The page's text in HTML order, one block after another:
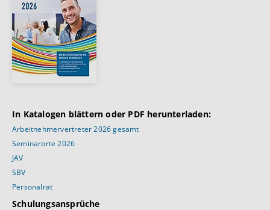
In Katalogen blättern oder PDF herunterladen:
Arbeitnehmervertreter 2026 gesamt
Seminarorte 2026
JAV
SBV
Personalrat
Schulungsansprüche